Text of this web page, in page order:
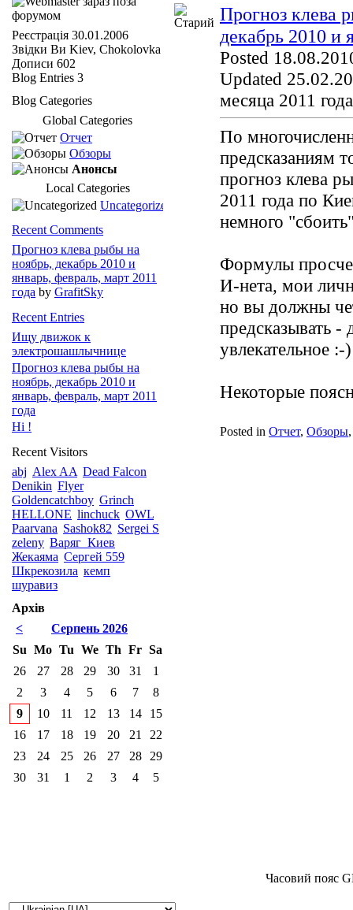
Прогноз клева
декабрь 2010 и
Posted
Updated
месяца 2011
По
предсказаниям
прогноз клева
2011 года по
немного
Формулы
И-нета, мои
но вы должны
предсказывать -
увлекательное :-
Некоторые
Posted in Отчет, Обзоры
Реєстрація 30.01.2006
Звідки Ви Kiev, Chokolovka
Дописи 602
Blog Entries 3
Blog Categories
Global Categories
Отчет
Обзоры
Анонсы
Local Categories
Uncategorized
Recent Comments
Прогноз клева рыбы на
ноябрь, декабрь 2010 и
январь, февраль, март 2011
года by GrafitSky
Recent Entries
Ищу движок к
электрошашлычнице
Прогноз клева рыбы на
ноябрь, декабрь 2010 и
январь, февраль, март 2011
года
Hi !
Recent Visitors
abj Alex AA Dead Falcon
Denikin Flyer
Goldencatchboy Grinch
HELLONE linchuck OWL
Paarvana Sashok82 Sergei S
zeleny Варяг_Киев
Жекаяма Сергей 559
Шкрекозила кемп
шуравиз
Архів
<
Серпень 2026
Su Mo Tu We Th Fr Sa
26
27 28 29 30 31
1
2
3 4 5 6 7
8
9
10 11 12 13 14
15
16
17 18 19 20 21
22
23
24 25 26 27 28
29
30
31 1 2 3 4 5
Часовий пояс